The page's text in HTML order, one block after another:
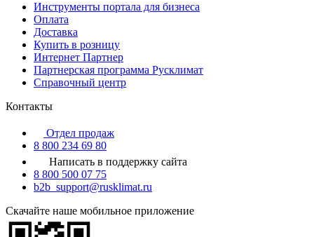
Инструменты портала для бизнеса
Оплата
Доставка
Купить в розницу
Интернет Партнер
Партнерская программа Русклимат
Справочный центр
Контакты
Отдел продаж
8 800 234 69 80
Написать в поддержку сайта
8 800 500 07 75
b2b_support@rusklimat.ru
Скачайте наше мобильное приложение